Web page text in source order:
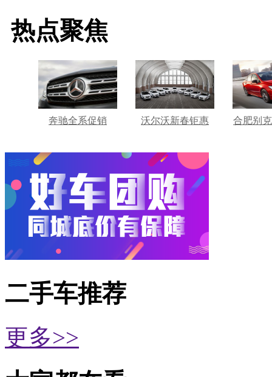
热点聚焦
奔驰全系促销 沃尔沃新春钜惠 合肥别
二手车推荐
更多>>